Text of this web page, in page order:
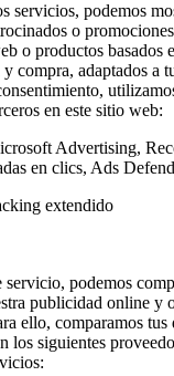
servicios, podemos
o
o productos basados
compra, adaptados a
en este sitio web:
Advertising,
en clics, Ads
extendido
servicio, podemos
publicidad online y
ello, comparamos tus
los siguientes